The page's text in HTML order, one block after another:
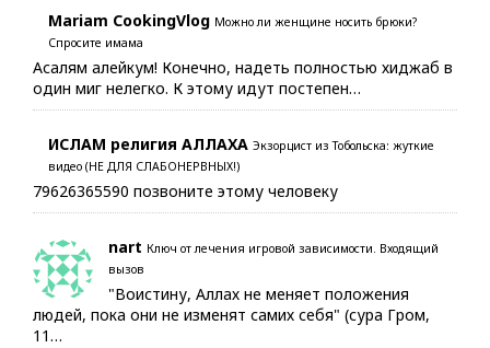
Mariam CookingVlog Можно ли женщине носить брюки?
Спросите имама
Асалям алейкум! Конечно, надеть полностью хиджаб в
один миг нелегко. К этому идут постепен…
ИСЛАМ религия АЛЛАХА Экзорцист из Тобольска: жуткие
видео (НЕ ДЛЯ СЛАБОНЕРВНЫХ!)
79626365590 позвоните этому человеку
nart Ключ от лечения игровой зависимости. Входящий
вызов
"Воистину, Аллах не меняет положения
людей, пока они не изменят самих себя" (сура Гром,
11…